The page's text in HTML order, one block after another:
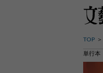
TOP
単行本